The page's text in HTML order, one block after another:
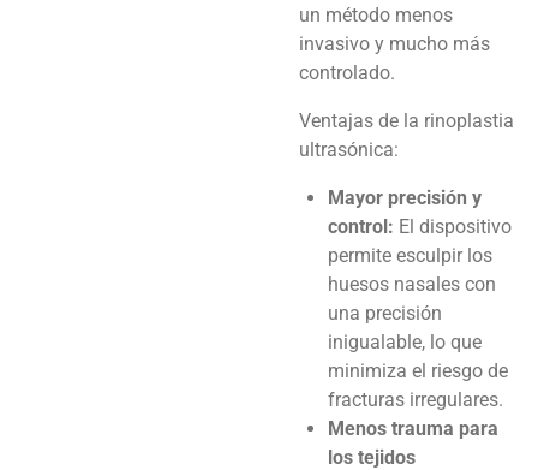
un método menos
invasivo y mucho más
controlado.
Ventajas de la rinoplastia
ultrasónica:
Mayor precisión y
control: El dispositivo
permite esculpir los
huesos nasales con
una precisión
inigualable, lo que
minimiza el riesgo de
fracturas irregulares.
Menos trauma para
los tejidos